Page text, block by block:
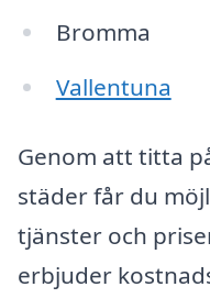
Bromma
Vallentuna
Genom att titta
städer får du
tjänster och
erbjuder